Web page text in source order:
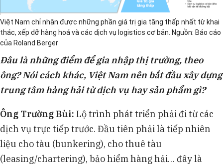
Việt Nam chỉ nhận được những phần giá trị gia tăng thấp nhất từ khai
thác, xếp dỡ hàng hoá và các dịch vụ logistics cơ bản. Nguồn: Báo cáo
của Roland Berger
Đâu là những điểm để gia nhập thị trường, theo
ông? Nói cách khác, Việt Nam nên bắt đầu xây dựng
trung tâm hàng hải từ dịch vụ hay sản phẩm gì?
Ông Trường Bùi: Lộ trình phát triển phải đi từ các
dịch vụ trực tiếp trước. Đầu tiên phải là tiếp nhiên
liệu cho tàu (bunkering), cho thuê tàu
(leasing/chartering), bảo hiểm hàng hải… đây là